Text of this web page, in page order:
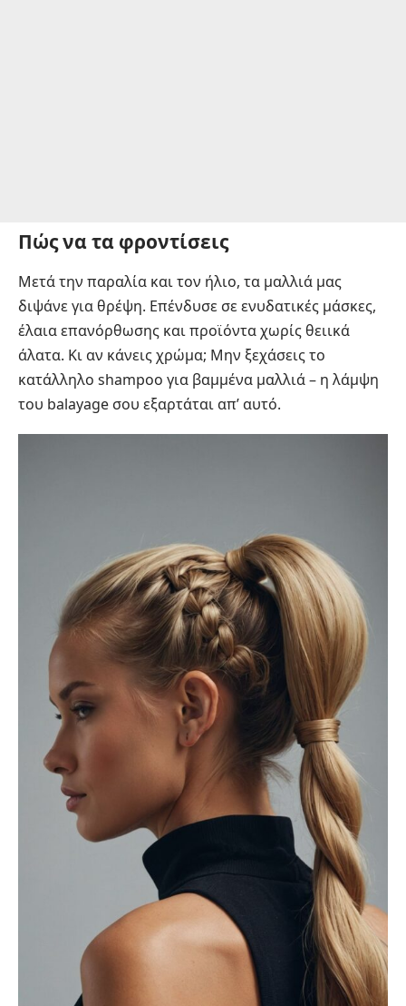
Πώς να τα φροντίσεις
Μετά την παραλία και τον ήλιο, τα μαλλιά μας
διψάνε για θρέψη. Επένδυσε σε ενυδατικές μάσκες,
έλαια επανόρθωσης και προϊόντα χωρίς θειικά
άλατα. Κι αν κάνεις χρώμα; Μην ξεχάσεις το
κατάλληλο shampoo για βαμμένα μαλλιά – η λάμψη
του balayage σου εξαρτάται απ’ αυτό.